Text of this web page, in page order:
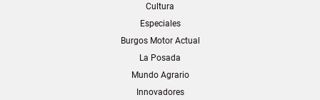
Cultura
Especiales
Burgos Motor Actual
La Posada
Mundo Agrario
Innovadores